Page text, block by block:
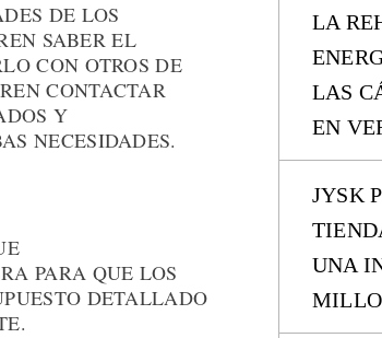
DE LOS
SABER EL
CON OTROS DE
CONTACTAR
Y
NECESIDADES.
PARA QUE LOS
DETALLADO
LA
LAS
EN
JYSK
UNA